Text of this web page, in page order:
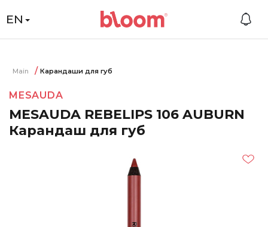
EN
Main Карандаши для губ
MESAUDA
MESAUDA REBELIPS 106 AUBURN
Карандаш для губ